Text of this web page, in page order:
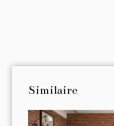
Similaire